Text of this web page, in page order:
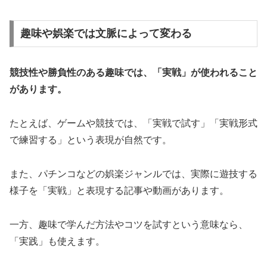
趣味や娯楽では文脈によって変わる
競技性や勝負性のある趣味では、「実戦」が使われること
があります。
たとえば、ゲームや競技では、「実戦で試す」「実戦形式
で練習する」という表現が自然です。
また、パチンコなどの娯楽ジャンルでは、実際に遊技する
様子を「実戦」と表現する記事や動画があります。
一方、趣味で学んだ方法やコツを試すという意味なら、
「実践」も使えます。